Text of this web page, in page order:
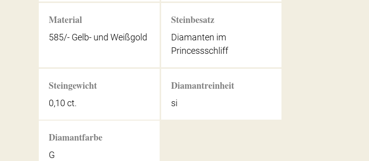
Material
585/- Gelb- und Weißgold
Steinbesatz
Diamanten im
Princessschliff
Steingewicht
0,10 ct.
Diamantreinheit
si
Diamantfarbe
G